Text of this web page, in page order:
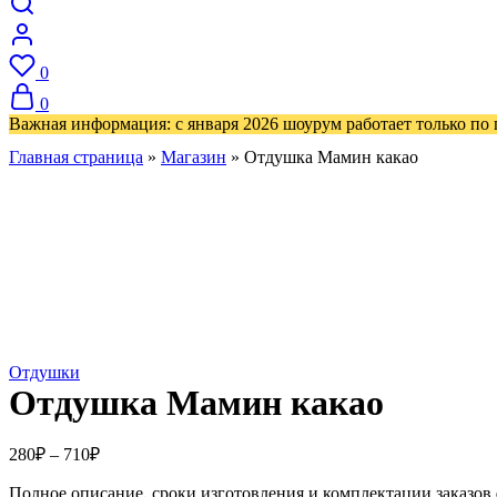
0
0
Важная информация: с января 2026 шоурум работает только по
Главная страница » Магазин » Отдушка Мамин какао
Отдушки
Отдушка Мамин какао
280₽ – 710₽Диапазон
280₽
Полное описание, сроки изготовления и комплектации заказов